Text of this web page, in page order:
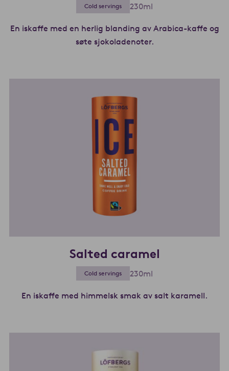
Cold servings 230ml
En iskaffe med en herlig blanding av Arabica-kaffe og
søte sjokoladenoter.
Salted caramel
Cold servings 230ml
En iskaffe med himmelsk smak av salt karamell.